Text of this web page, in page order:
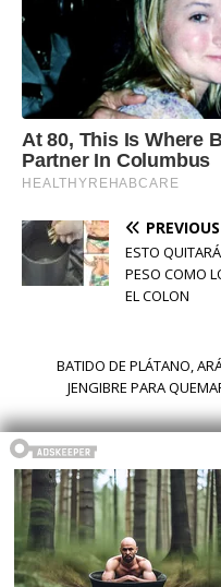
PREVIOUS
ESTO
PESO COMO
EL COLON
BATIDO DE PLÁTANO,
JENGIBRE PARA
Buscar